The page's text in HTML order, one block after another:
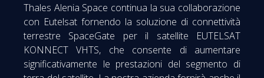
Thales Alenia Space continua la sua collaborazione
con Eutelsat fornendo la soluzione di connettività
terrestre SpaceGate per il satellite EUTELSAT
KONNECT VHTS, che consente di aumentare
significativamente le prestazioni del segmento di